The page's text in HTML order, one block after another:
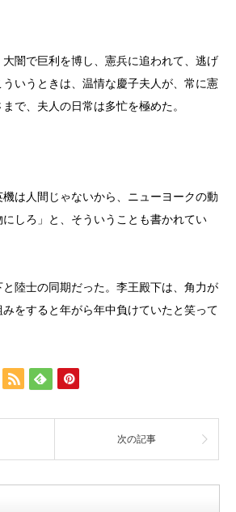
闇で巨利を博し、憲兵に追われて、逃げ
いうときは、温情な慶子夫人が、常に憲
で、夫人の日常は多忙を極めた。
は人間じゃないから、ニューヨークの動
しろ」と、そういうことも書かれてい
陸士の同期だった。李王殿下は、角力が
をすると年がら年中負けていたと笑って
次の記事